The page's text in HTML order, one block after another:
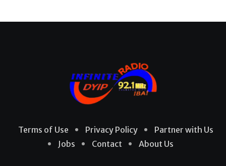
Terms of Use Privacy Policy
Partner with Us
Jobs
Contact About Us